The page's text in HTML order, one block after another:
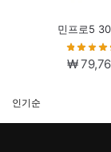
민프로5
₩